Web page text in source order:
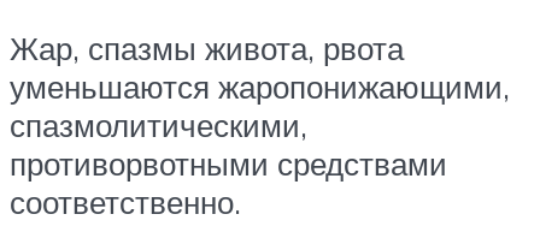
Жар, спазмы живота, рвота
уменьшаются жаропонижающими,
спазмолитическими,
противорвотными средствами
соответственно.